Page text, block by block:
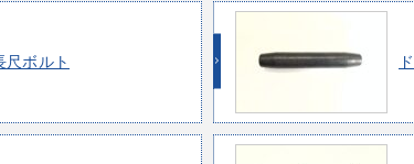
尺ボルト